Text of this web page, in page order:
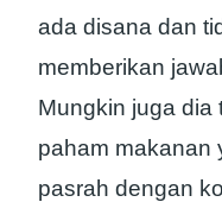
ada disana dan
memberikan
Mungkin juga dia
paham makanan
pasrah dengan